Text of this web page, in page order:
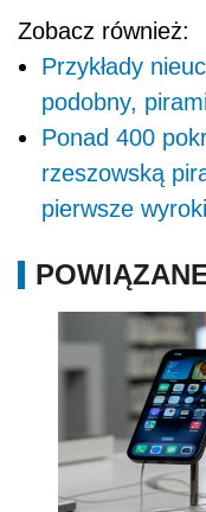
Zobacz również:
Przykłady
podobny,
Ponad 400
rzeszowską
pierwsze